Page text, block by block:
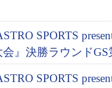
SPORTS
』決勝ラウンドGS
SPORTS